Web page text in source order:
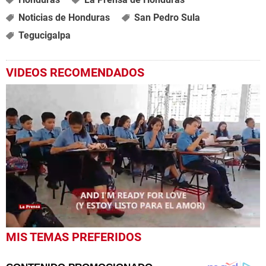
Noticias de Honduras
San Pedro Sula
Tegucigalpa
VIDEOS RECOMENDADOS
0
seconds
MIS TEMAS PREFERIDOS